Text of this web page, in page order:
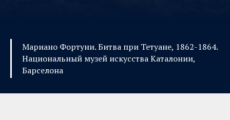
Мариано Фортуни. Битва при Тетуане, 1862-1864.
Национальный музей искусства Каталонии,
Барселона